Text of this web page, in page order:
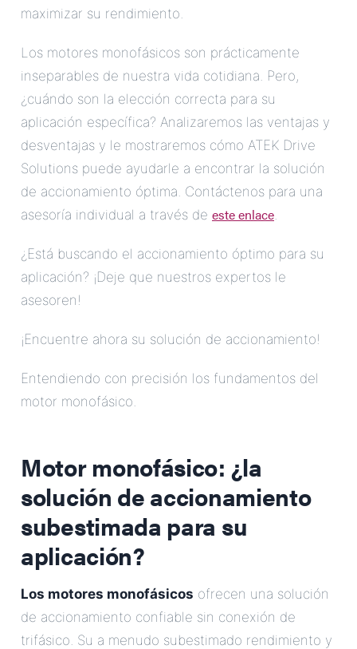
maximizar su rendimiento.
Los motores monofásicos son prácticamente
inseparables de nuestra vida cotidiana. Pero,
¿cuándo son la elección correcta para su
aplicación específica? Analizaremos las ventajas y
desventajas y le mostraremos cómo ATEK Drive
Solutions puede ayudarle a encontrar la solución
de accionamiento óptima. Contáctenos para una
asesoría individual a través de este enlace.
¿Está buscando el accionamiento óptimo para su
aplicación? ¡Deje que nuestros expertos le
asesoren!
¡Encuentre ahora su solución de accionamiento!
Entendiendo con precisión los fundamentos del
motor monofásico.
Motor monofásico: ¿la
solución de accionamiento
subestimada para su
aplicación?
Los motores monofásicos ofrecen una solución
de accionamiento confiable sin conexión de
trifásico. Su a menudo subestimado rendimiento y